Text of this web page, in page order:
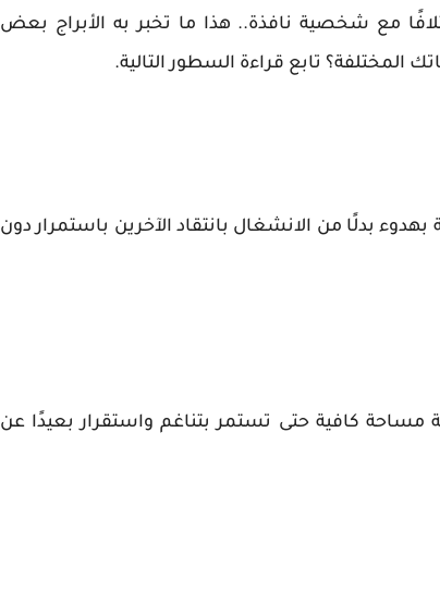
مع شخصية نافذة.. هذا ما تخبر به الأبراج بعض
تابع قراءة السطور التالية.
بدلًا من الانشغال بانتقاد الآخرين باستمرار دون
كافية حتى تستمر بتناغم واستقرار بعيدًا عن